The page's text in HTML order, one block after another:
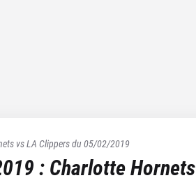
vsLA Clippersdu05/02/2019
: Charlotte Hornets